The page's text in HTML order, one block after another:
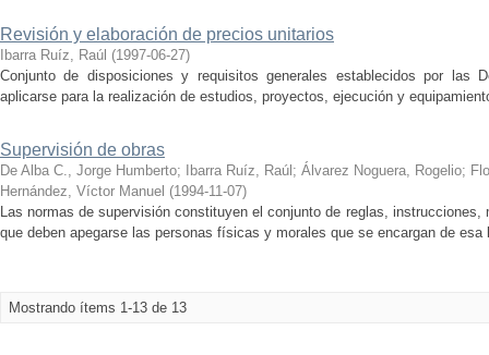
Revisión y elaboración de precios unitarios
Ibarra Ruíz, Raúl (1997-06-27)
Conjunto de disposiciones y requisitos generales establecidos por las
aplicarse para la realización de estudios, proyectos, ejecución y
Supervisión de obras
De Alba C., Jorge Humberto; Ibarra Ruíz, Raúl ; Álvarez Noguera, Rogelio;
Hernández, Víctor Manuel (1994-11-07)
Las normas de supervisión constituyen el conjunto de reglas,
que deben apegarse las personas físicas y morales que se encargan de
Mostrando ítems 1-13 de 13